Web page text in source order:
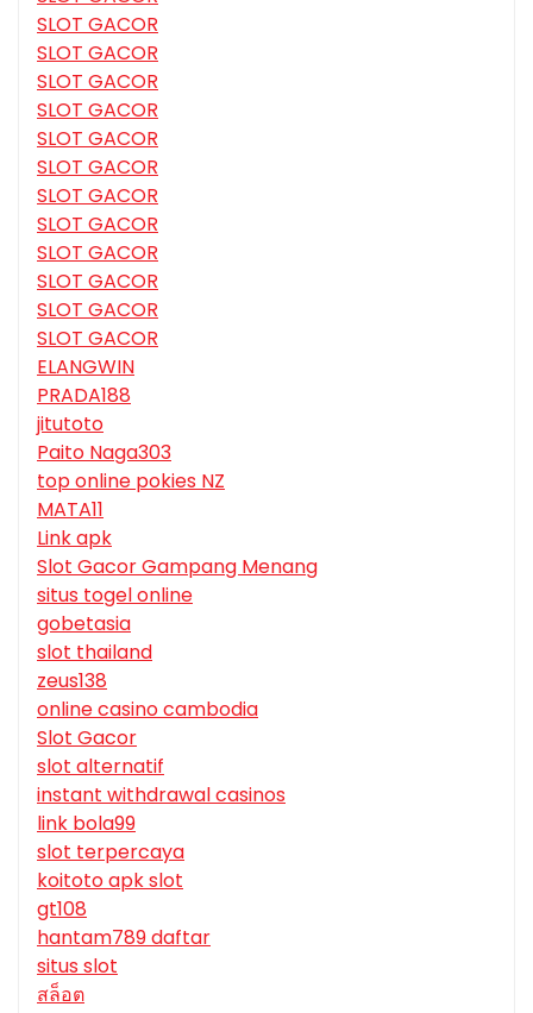
SLOT GACOR
SLOT GACOR
SLOT GACOR
SLOT GACOR
SLOT GACOR
SLOT GACOR
SLOT GACOR
SLOT GACOR
SLOT GACOR
SLOT GACOR
SLOT GACOR
SLOT GACOR
ELANGWIN
PRADA188
jitutoto
Paito Naga303
top online pokies NZ
MATA11
Link apk
Slot Gacor Gampang Menang
situs togel online
gobetasia
slot thailand
zeus138
online casino cambodia
Slot Gacor
slot alternatif
instant withdrawal casinos
link bola99
slot terpercaya
koitoto apk slot
gt108
hantam789 daftar
situs slot
สล็อต